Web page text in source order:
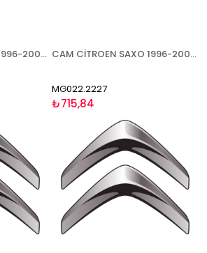
CAM CİTROEN SAXO 1996-2003 SOL CAM CİTROEN SAXO 1996-2003 SAĞ
MG022.2227
₺715,84